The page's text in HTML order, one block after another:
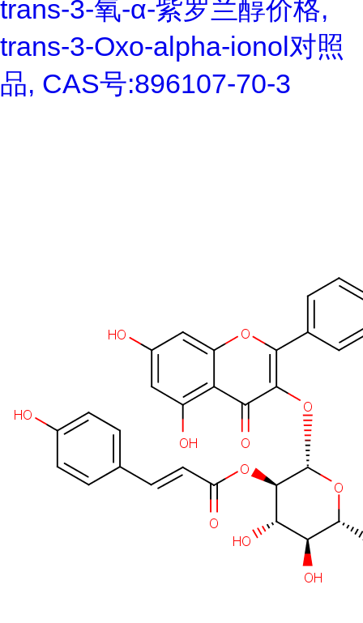
trans-3-氧-α-紫罗兰醇价格,
trans-3-Oxo-alpha-ionol对照
品, CAS号:896107-70-3